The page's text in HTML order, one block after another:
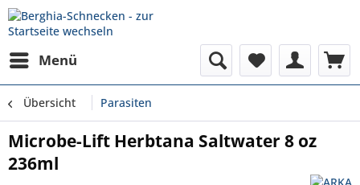
Menü
Übersicht Parasiten
Microbe-Lift Herbtana Saltwater 8 oz
236ml